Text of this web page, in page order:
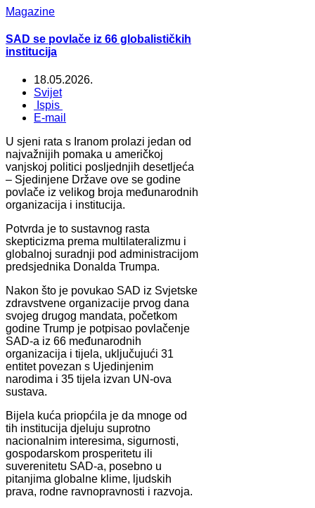
Magazine
SAD se povlače iz 66 globalističkih
institucija
18.05.2026.
Svijet
Ispis
E-mail
U sjeni rata s Iranom prolazi jedan od
najvažnijih pomaka u američkoj
vanjskoj politici posljednjih desetljeća
– Sjedinjene Države ove se godine
povlače iz velikog broja međunarodnih
organizacija i institucija.
Potvrda je to sustavnog rasta
skepticizma prema multilateralizmu i
globalnoj suradnji pod administracijom
predsjednika Donalda Trumpa.
Nakon što je povukao SAD iz Svjetske
zdravstvene organizacije prvog dana
svojeg drugog mandata, početkom
godine Trump je potpisao povlačenje
SAD-a iz 66 međunarodnih
organizacija i tijela, uključujući 31
entitet povezan s Ujedinjenim
narodima i 35 tijela izvan UN-ova
sustava.
Bijela kuća priopćila je da mnoge od
tih institucija djeluju suprotno
nacionalnim interesima, sigurnosti,
gospodarskom prosperitetu ili
suverenitetu SAD-a, posebno u
pitanjima globalne klime, ljudskih
prava, rodne ravnopravnosti i razvoja.